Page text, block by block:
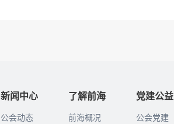
新闻中心
公会动态
了解前海
前海概况
党建公益
公会党建